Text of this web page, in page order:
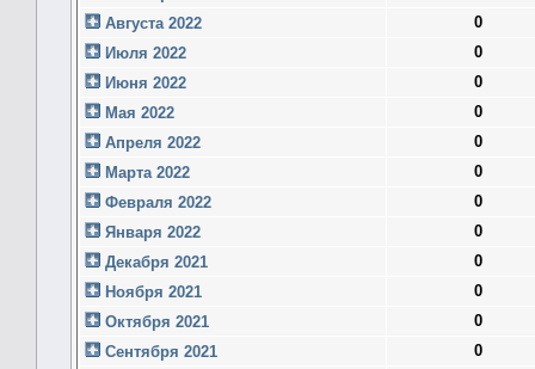
Августа 2022
0
Июля 2022
0
Июня 2022
0
Мая 2022
0
Апреля 2022
0
Марта 2022
0
Февраля 2022
0
Января 2022
0
Декабря 2021
0
Ноября 2021
0
Октября 2021
0
Сентября 2021
0